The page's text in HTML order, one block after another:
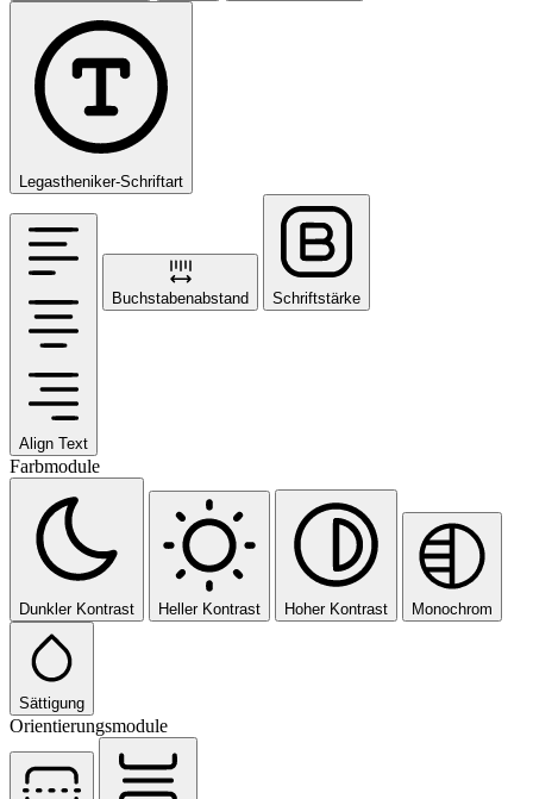
Legastheniker-Schriftart
Align Text
Buchstabenabstand Schriftstärke
Farbmodule
Dunkler Kontrast Heller Kontrast Hoher Kontrast Monochrom
Sättigung
Orientierungsmodule